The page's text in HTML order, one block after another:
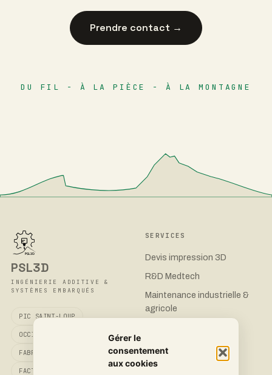
Gérer le
consentement
aux cookies
Prendre contact →
DU FIL - À LA PIÈCE - À LA MONTAGNE
PSL3D
INGÉNIERIE ADDITIVE &
SYSTÈMES EMBARQUÉS
PIC SAINT-LOUP
OCCITANIE
FABRIQUÉ EN FRANCE
FACTURATION CHORUS PRO
SERVICES
Devis impression 3D
R&D Medtech
Maintenance industrielle &
agricole